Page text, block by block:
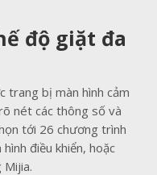
độ giặt đa
trang bị màn hình cảm
nét các thông số và
tới 26 chương trình
điều khiển, hoặc